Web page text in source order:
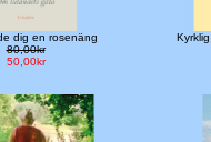
dig en rosenäng
80,00kr
50,00kr